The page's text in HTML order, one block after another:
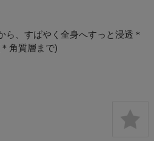
ら、すばやく全身へすっと浸透＊
角質層まで)